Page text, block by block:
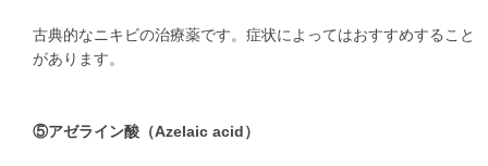
古典的なニキビの治療薬です。症状によってはおすすめすること
があります。
⑤アゼライン酸（Azelaic acid）